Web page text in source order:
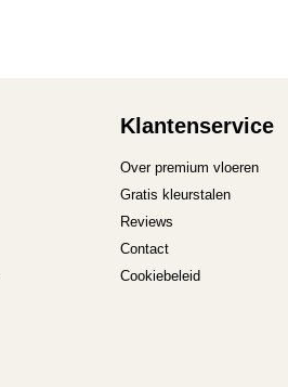
productpagina
Klantenservice
Over premium vloeren
Gratis kleurstalen
Reviews
Contact
Cookiebeleid